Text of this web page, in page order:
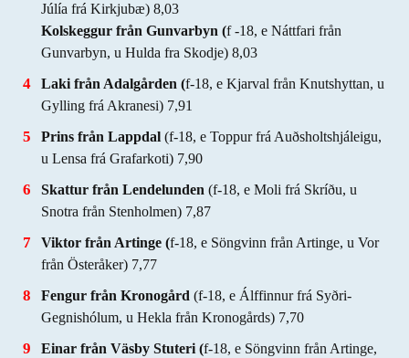
Júlía frá Kirkjubæ) 8,03
Kolskeggur från Gunvarbyn (f -18, e Náttfari från
Gunvarbyn, u Hulda fra Skodje) 8,03
Laki från Adalgården (f-18, e Kjarval från Knutshyttan, u
Gylling frá Akranesi) 7,91
Prins från Lappdal (f-18, e Toppur frá Auðsholtshjáleigu,
u Lensa frá Grafarkoti) 7,90
Skattur från Lendelunden (f-18, e Moli frá Skríðu, u
Snotra från Stenholmen) 7,87
Viktor från Artinge (f-18, e Söngvinn från Artinge, u Vor
från Österåker) 7,77
Fengur från Kronogård (f-18, e Álffinnur frá Syðri-
Gegnishólum, u Hekla från Kronogårds) 7,70
Einar från Väsby Stuteri (f-18, e Söngvinn från Artinge,